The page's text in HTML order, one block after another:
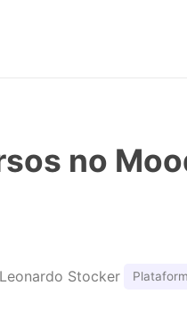
no
Leonardo Stocker